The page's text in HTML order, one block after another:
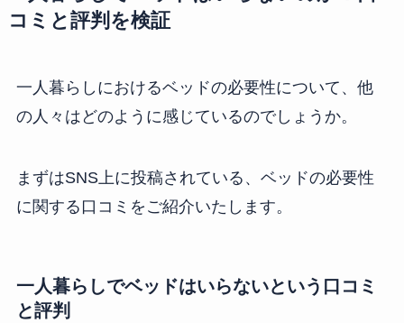
コミと評判を検証
一人暮らしにおけるベッドの必要性について、他
の人々はどのように感じているのでしょうか。
まずはSNS上に投稿されている、ベッドの必要性
に関する口コミをご紹介いたします。
一人暮らしでベッドはいらないという口コミ
と評判